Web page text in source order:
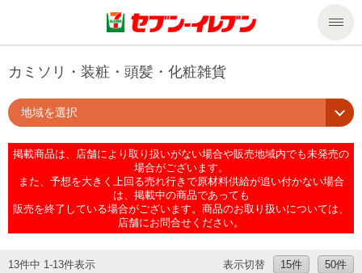
商品のご案内
商品のご案内トップ
今週の新商品
来週の新商品
セール・キャンペーン
サービス
サービストップ
企業情報
カミソリ・装粧・頭髪・化粧雑貨
地域を選択
掲載商品は、店舗により取り扱いがない場合や販売地域内でも未発売の
場合がございます。
また、予想を大きく上回る売れ行きで原材料供給が追い付かない場合
は、掲載中の商品であっても
販売を終了している場合がございます。商品のお取り扱いについては、
店舗にお問合せください。
13件中 1-13件表示 表示切替 15件 50件